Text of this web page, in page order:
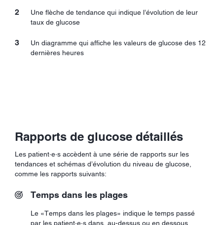
Une flèche de tendance qui indique l’évolution de leur
taux de glucose
Un diagramme qui affiche les valeurs de glucose des 12
dernières heures
Rapports de glucose détaillés
Les patient·e·s accèdent à une série de rapports sur les
tendances et schémas d’évolution du niveau de glucose,
comme les rapports suivants:
Temps dans les plages
Le «Temps dans les plages» indique le temps passé
par les patient·e·s dans, au-dessus ou en dessous